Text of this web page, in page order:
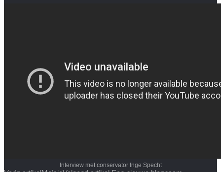
Interview met conservator Inge Specht